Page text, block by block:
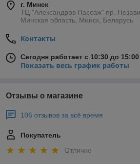
г. Минск
ТЦ "Александров Пассаж" пр.
Минская область, Минск, Беларусь
Контакты
Сегодня работает с 10:30 до 15:00
Показать весь график работы
Отзывы о магазине
106 отзывов за всё время
Покупатель
Отлично